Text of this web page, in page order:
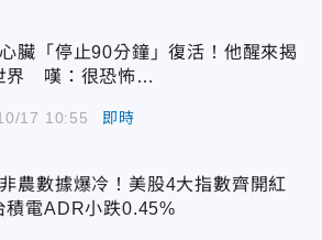
臟「停止90分鐘」復活！他醒來揭
界 嘆：很恐怖…
17 10:55 即時
農數據爆冷！美股4大指數齊開紅
電ADR小跌0.45%